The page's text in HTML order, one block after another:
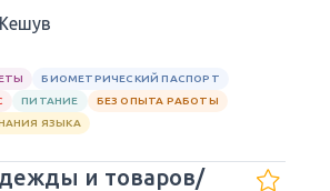
БИОМЕТРИЧЕСКИЙ ПАСПОРТ
ПИТАНИЕ
БЕЗ ОПЫТА РАБОТЫ
ЯЗЫКА
и товаров/